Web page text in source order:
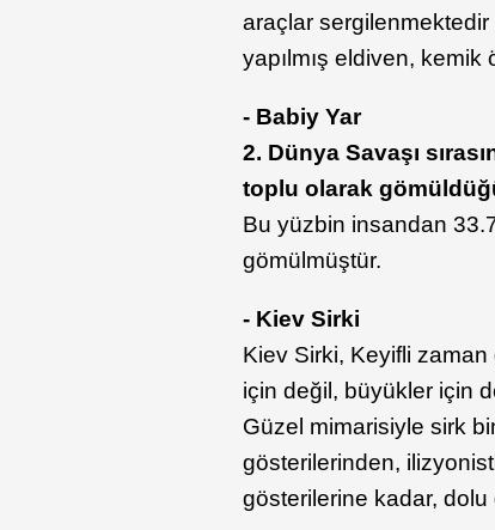
araçlar
yapılmış eldiven,
- Babiy Yar
2. Dünya Savaşı
toplu olarak
Bu yüzbin insandan
gömülmüştür.
- Kiev Sirki
Kiev Sirki, Keyifli
için değil, büyükler için
Güzel mimarisiyle sirk
gösterilerinden,
gösterilerine kadar, dolu